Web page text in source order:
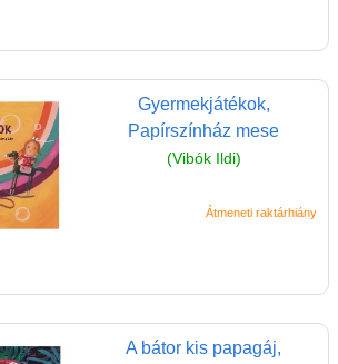
Gyermekjátékok,
Papírszínház mese
(Vibók Ildi)
Átmeneti raktárhiány
A bátor kis papagáj,
Könyv
Licenszes TOP
gyerekajándékok
Logikai játékok
Mozgásfejlesztő játékok